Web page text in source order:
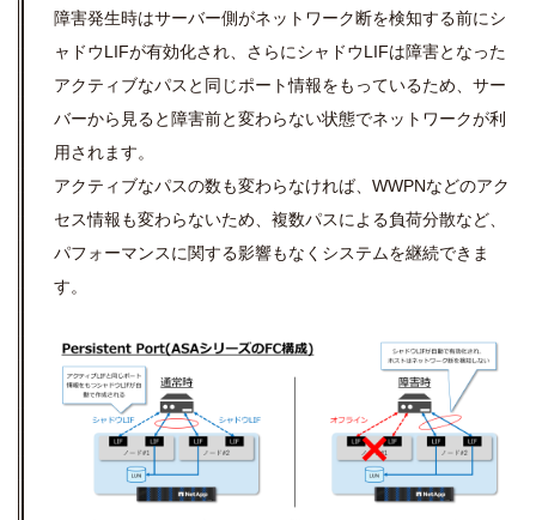
障害発生時はサーバー側がネットワーク断を検知する前にシ
ャドウLIFが有効化され、さらにシャドウLIFは障害となった
アクティブなパスと同じポート情報をもっているため、サー
バーから見ると障害前と変わらない状態でネットワークが利
用されます。
アクティブなパスの数も変わらなければ、WWPNなどのアク
セス情報も変わらないため、複数パスによる負荷分散など、
パフォーマンスに関する影響もなくシステムを継続できま
す。